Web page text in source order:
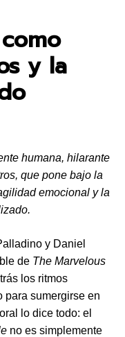
y la
humana, hilarante
que pone bajo la
emocional y la
y Daniel
de The Marvelous
los ritmos
para sumergirse en
lo dice todo: el
no es simplemente